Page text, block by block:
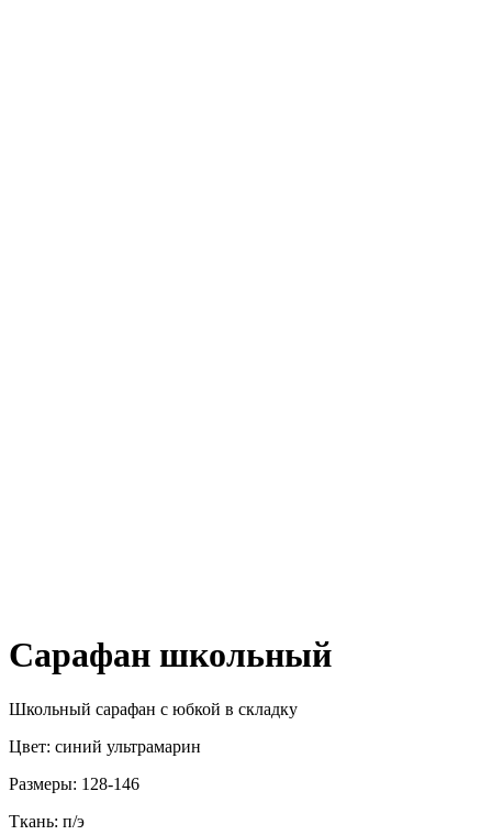
Сарафан школьный
Школьный сарафан с юбкой в складку
Цвет: синий ультрамарин
Размеры: 128-146
Ткань: п/э